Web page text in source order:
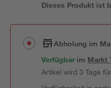
Dieses Produkt ist
Abholung im
Verfügbar im Markt
Artikel wird 3 Tage